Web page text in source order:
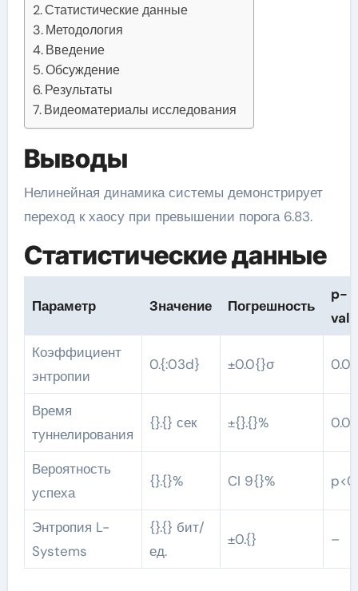
Статистические данные
Методология
Введение
Обсуждение
Результаты
Видеоматериалы исследования
Выводы
Нелинейная динамика системы демонстрирует
переход к хаосу при превышении порога 6.83.
Статистические данные
Параметр Значение Погрешность
p-
Коэффициент
энтропии
0.{:03d} ±0.0{}σ
Время
туннелирования
{}.{} сек ±{}.{}%
Вероятность
успеха
{}.{}% CI 9{}%
Энтропия L-
Systems
{}.{} бит/
ед.
±0.{} –